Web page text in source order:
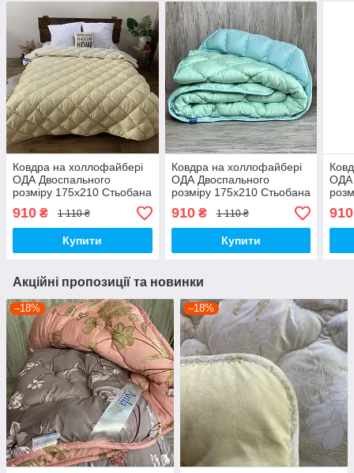
Ковдра на холлофайбері
ОДА Двоспального
розміру 175х210 Стьобана
зимова ковдра високої
якості
910 ₴ 1 110 ₴
Купити
Ковдра на холлофайбері
ОДА Двоспального
розміру 175х210 Стьобана
зимова ковдра високої
якості
910₴ 1 110 ₴
Купити
ОДА
910
Акційні пропозиції та новинки
–18% –18%